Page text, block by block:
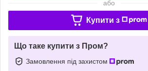
або
Купити з
Що таке купити з Пром?
Замовлення під захистом